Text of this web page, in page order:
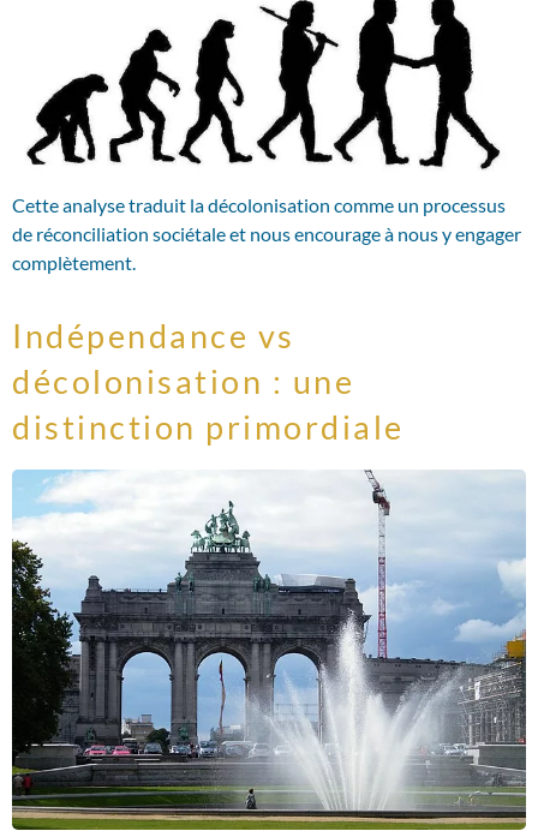
Cette analyse traduit la décolonisation comme un processus
de réconciliation sociétale et nous encourage à nous y engager
complètement.
Indépendance vs
décolonisation : une
distinction primordiale